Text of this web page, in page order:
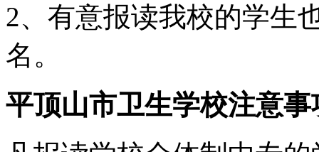
2、有意报读我校的学生
名。
平顶山市卫生学校注意事